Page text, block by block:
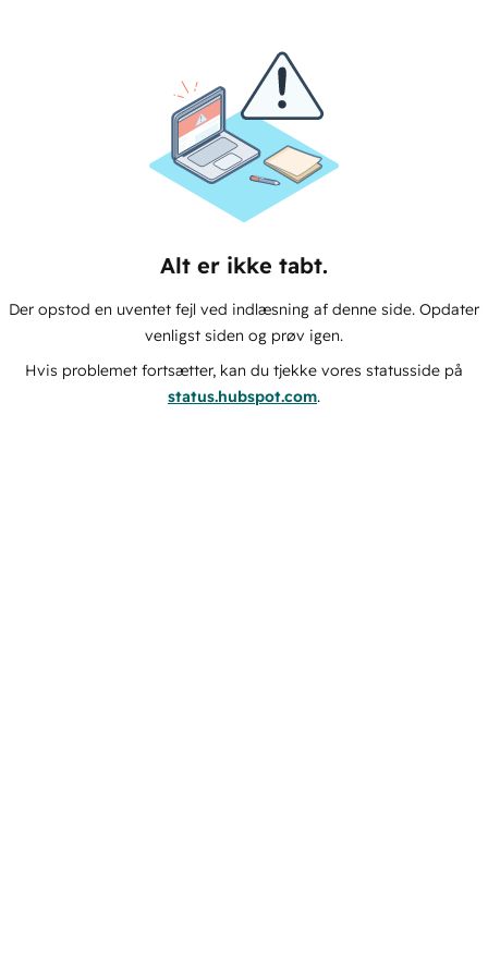
Alt er ikke tabt.
Der opstod en uventet fejl ved indlæsning af denne side. Opdater
venligst siden og prøv igen.
Hvis problemet fortsætter, kan du tjekke vores statusside på
status.hubspot.com.